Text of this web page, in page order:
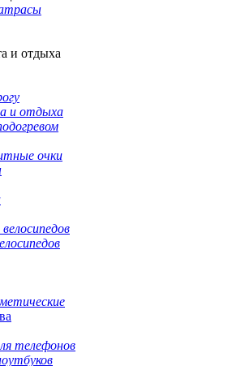
и отдыха
и отдыха
очки
телефонов